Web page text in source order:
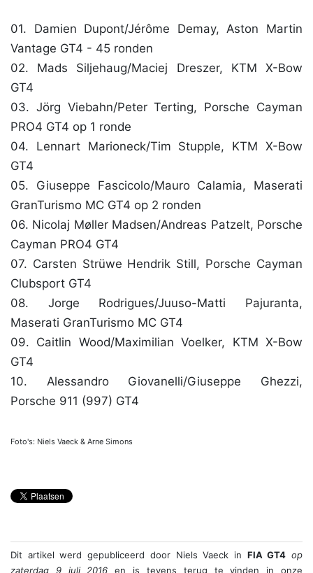
01. Damien Dupont/Jérôme Demay, Aston Martin
Vantage GT4 - 45 ronden
02. Mads Siljehaug/Maciej Dreszer, KTM X-Bow
GT4
03. Jörg Viebahn/Peter Terting, Porsche Cayman
PRO4 GT4 op 1 ronde
04. Lennart Marioneck/Tim Stupple, KTM X-Bow
GT4
05. Giuseppe Fascicolo/Mauro Calamia, Maserati
GranTurismo MC GT4 op 2 ronden
06. Nicolaj Møller Madsen/Andreas Patzelt, Porsche
Cayman PRO4 GT4
07. Carsten Strüwe Hendrik Still, Porsche Cayman
Clubsport GT4
08. Jorge Rodrigues/Juuso-Matti Pajuranta,
Maserati GranTurismo MC GT4
09. Caitlin Wood/Maximilian Voelker, KTM X-Bow
GT4
10. Alessandro Giovanelli/Giuseppe Ghezzi,
Porsche 911 (997) GT4
Foto's: Niels Vaeck & Arne Simons
Dit artikel werd gepubliceerd door Niels Vaeck in FIA GT4 op
zaterdag 9 juli 2016 en is tevens terug te vinden in onze